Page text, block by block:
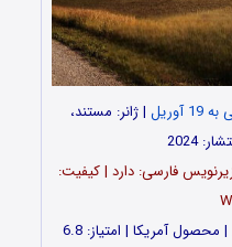
| ژانر: مستند،
2024
| مدت: 103 دقیقه | زیرنویس فارسی: دارد | کیفیت: